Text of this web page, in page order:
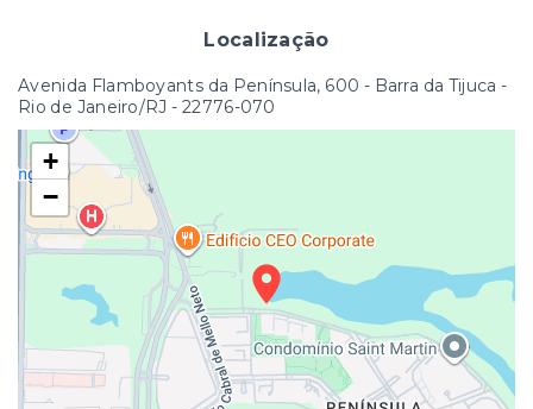
Localização
Avenida Flamboyants da Península, 600 - Barra da Tijuca -
Rio de Janeiro/RJ - 22776-070
+
−